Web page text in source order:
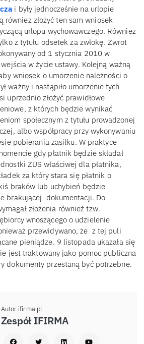
i były jednocześnie na urlopie
również złożyć ten sam wniosek
urlopu wychowawczego. Również
z tytułu odsetek za zwłokę. Zwrot
od 1 stycznia 2010 w
w życie ustawy. Kolejną ważną
wniosek o umorzenie należności o
ważny i nastąpiło umorzenie tych
uprzednio złożyć prawidłowe
z których będzie wynikać
społecznym z tytułu prowadzonej
albo współpracy przy wykonywaniu
pobierania zasiłku. W praktyce
gdy płatnik będzie składał
ZUS właściwej dla płatnika,
za który stara się płatnik o
braków lub uchybień będzie
brakującej dokumentacji. Do
złożenia również tzw.
wnoszącego o udzielenie
przewidywano, że z tej puli
pieniądze. 9 listopada ukazała się
jest traktowany jako pomoc publiczna
dokumenty przestaną być potrzebne.
Autor ifirma.pl
Zespół IFIRMA